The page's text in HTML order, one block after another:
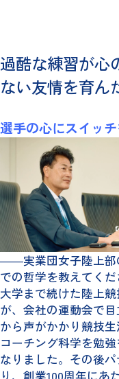
過酷な練習が心
ない友情を育ん
選手の心にスイッ
――実業団女子陸上部
での哲学を教えてくだ
大学まで続けた陸上
が、会社の運動会で
から声がかかり競技
コーチング科学を勉
なりました。その後
り、創業100周年にあ